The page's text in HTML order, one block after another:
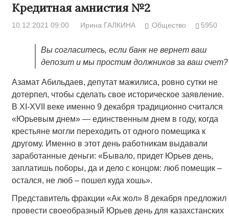
Кредитная амнистия №2
10.12.2021 09:00 Ирина ГАЛКИНА Общество 5950
Вы согласитесь, если банк не вернет ваш
депозит и мы простим должников за ваш счет?
Азамат Абильдаев, депутат мажилиса, ровно сутки не
дотерпел, чтобы сделать свое историческое заявление.
В XI-XVII веке именно 9 декабря традиционно считался
«Юрьевым днем» — единственным днем в году, когда
крестьяне могли переходить от одного помещика к
другому. Именно в этот день работникам выдавали
заработанные деньги: «Бывало, придет Юрьев день,
заплатишь поборы, да и дело с концом: люб помещик –
остался, не люб – пошел куда хошь».
Представитель фракции «Ак жол» 8 декабря предложил
провести своеобразный Юрьев день для казахстанских